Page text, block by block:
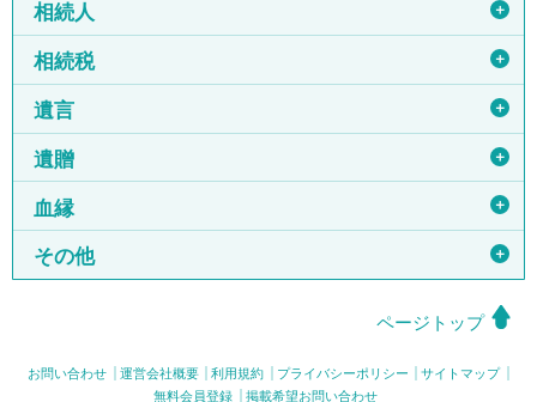
相続人 ＋
相続税 ＋
遺言 ＋
遺贈 ＋
血縁 ＋
その他 ＋
ページトップ
お問い合わせ 運営会社概要 利用規約 プライバシーポリシー
サイトマップ
無料会員登録
掲載希望お問い合わせ